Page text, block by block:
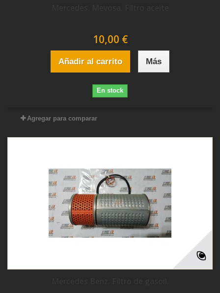
10,00 €
Añadir al carrito Más
En stock
Agregar para comparar